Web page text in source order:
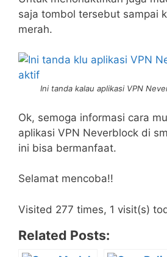
saja tombol tersebut sampai
merah.
Ini tanda kalau aplikasi VPN
Ok, semoga informasi cara
aplikasi VPN Neverblock di
ini bisa bermanfaat.
Selamat mencoba!!
Visited 277 times, 1 visit(s)
Related Posts: